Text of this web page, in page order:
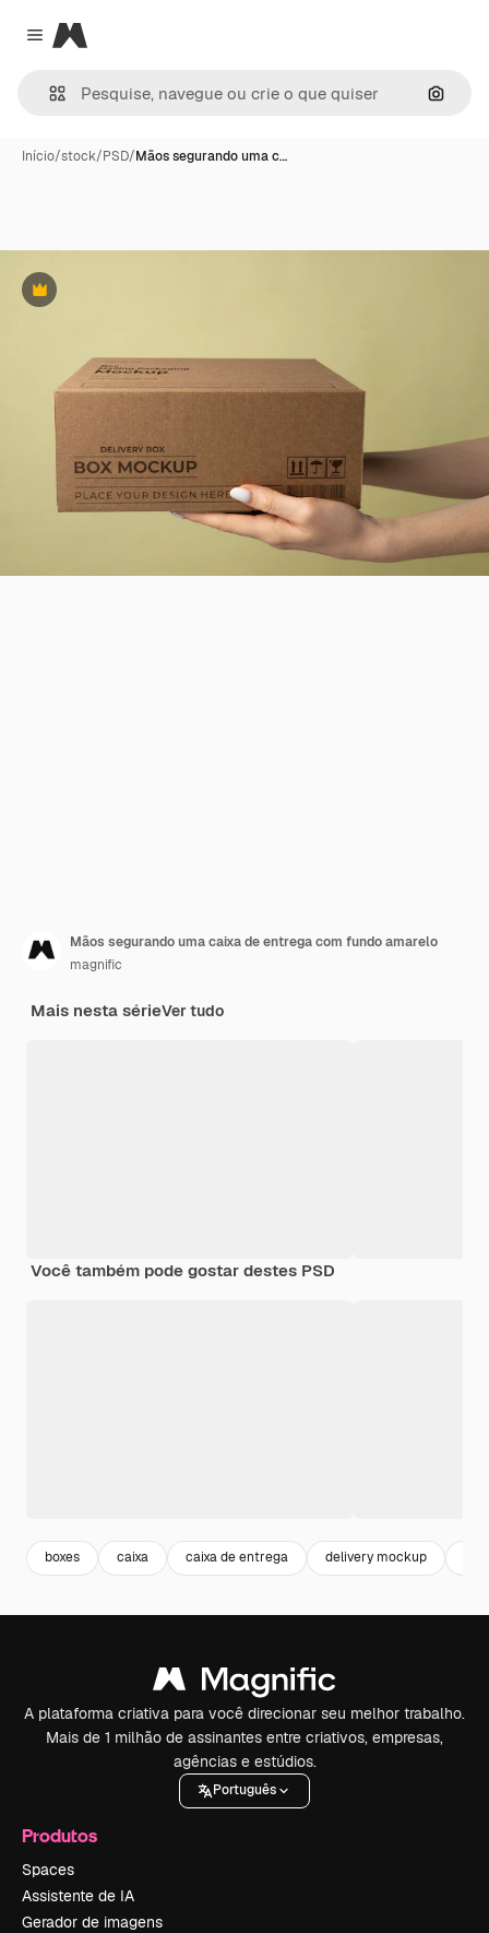
Close menu
Magnific
Início/stock/PSD/Mãos segurando uma c…
Premium
Mãos segurando uma caixa de entrega com fundo amarelo
magnific
Mais nesta sérieVer tudo
Você também pode gostar destes PSD
boxes caixa caixa de entrega delivery mockup
A plataforma criativa para você direcionar seu melhor trabalho.
Mais de 1 milhão de assinantes entre criativos, empresas,
agências e estúdios.
Português
Produtos
Spaces
Assistente de IA
Gerador de imagens